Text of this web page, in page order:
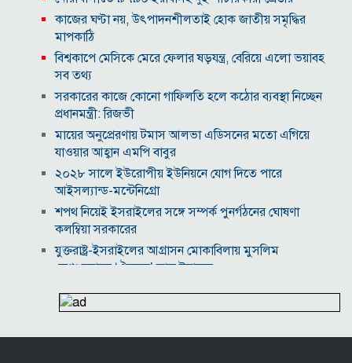
কাজের ঘণ্টা নয়, উৎপাদনশীলতাই হোক জাতীয় সমৃদ্ধির
মাপকাঠি
বিশ্বকাপে মেসিকে মেরে ফেলার ষড়যন্ত্র, বেরিয়ে এলো ভয়াবহ
সব তথ্য
সরকারের কাজে কোনো গাফিলতি হলে কঠোর ব্যবস্থা নিচ্ছেন
প্রধানমন্ত্রী: রিজভী
মায়ের অনুপ্রেরণায় টমাস আলভা এডিসনের মতো এগিয়ে
যাওয়ার আহ্বান এমপি বাবুর
২০২৮ সালে ইউরোপীয় ইউনিয়নে যোগ দিতে পারে
আইসল্যান্ড-মন্টেনিগ্রো
শপথ নিয়েই ইসরাইলের সঙ্গে সম্পর্ক পুনর্গঠনের ঘোষণা
কলম্বিয়া সরকারের
যুক্তরাষ্ট্র-ইসরাইলের আগ্রাসন মোকাবিলায় মুসলিম
দেশগুলোকে ‘ঐক্যের’ ডাক ইরানের
৮ উইকেট নিয়ে বাংলাদেশকে গুঁড়িয়ে দেওয়া কে এই থমসন?
বিদ্যুৎ-জ্বালানি নিয়ে অস্থিরতা তৈরির চেষ্টা করছে একটি চক্র: